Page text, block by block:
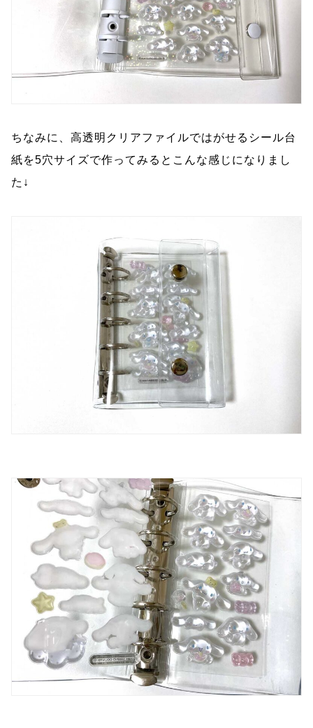
ちなみに、高透明クリアファイルではがせるシール台
紙を5穴サイズで作ってみるとこんな感じになりまし
た↓